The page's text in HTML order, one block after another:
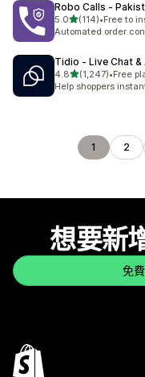
Robo Calls ‑
5.0滿分 5 顆星
(114)
共有 114 則評價
•Free to
Automated order
Tidio ‑ Live Chat
4.8滿分 5 顆星
(1,247)
共有 1247 則評價
•Free
Help shoppers
1 2
想要新
免